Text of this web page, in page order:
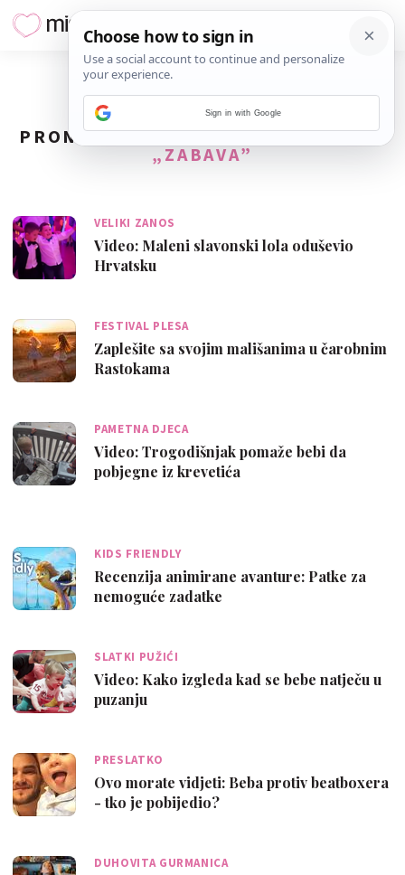
PRONAĐENO110REZULTATA ZA TAG
„ZABAVA”
VELIKI ZANOS
Video: Maleni slavonski lola oduševio
Hrvatsku
FESTIVAL PLESA
Zaplešite sa svojim mališanima u čarobnim
Rastokama
PAMETNA DJECA
Video: Trogodišnjak pomaže bebi da
pobjegne iz krevetića
KIDS FRIENDLY
Recenzija animirane avanture: Patke za
nemoguće zadatke
SLATKI PUŽIĆI
Video: Kako izgleda kad se bebe natječu u
puzanju
PRESLATKO
Ovo morate vidjeti: Beba protiv beatboxera
- tko je pobijedio?
DUHOVITA GURMANICA
Sign in with Google